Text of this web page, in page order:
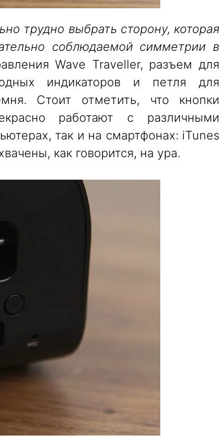
трудно выбрать сторону, которая
соблюдаемой симметрии в
Wave Traveller, разъем для
индикаторов и петля для
Стоит отметить, что кнопки
работают с различными
так и на смартфонах: iTunes
как говорится, на ура.